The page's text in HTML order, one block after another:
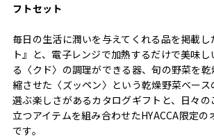
フトセット
毎日の生活に潤いを与えてくれる品を掲載し
ト』と、電子レンジで加熱するだけで美味
る〈クド〉の調理ができる器、旬の野菜を
縮させた〈ズッペン〉という乾燥野菜ベース
選ぶ楽しさがあるカタログギフトと、日々
立つアイテムを組み合わせたHYACCA限定の
です。